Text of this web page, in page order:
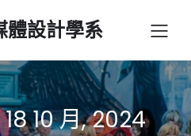
體設計學系
10 月, 2024